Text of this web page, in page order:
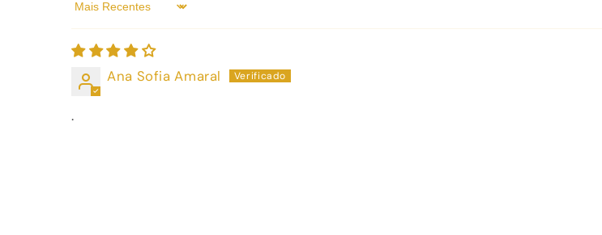
Sort by
Ana Sofia Amaral
.